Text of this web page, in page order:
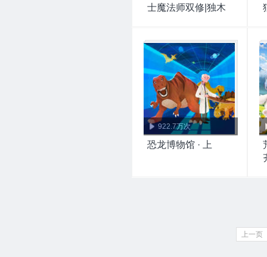
士魔法师双修|独木
922.7万次
恐龙博物馆 · 上
上一页